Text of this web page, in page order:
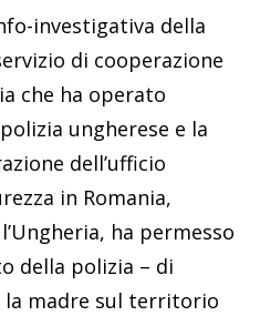
investigativa della
di cooperazione
che ha operato
ungherese e la
dell’ufficio
in Romania,
ha permesso
della polizia – di
la madre sul territorio